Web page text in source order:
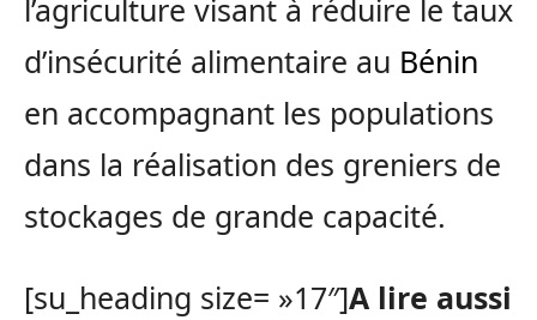
l’agriculture visant à réduire le taux
d’insécurité alimentaire au Bénin
en accompagnant les populations
dans la réalisation des greniers de
stockages de grande capacité.
[su_heading size= »17″]A lire aussi